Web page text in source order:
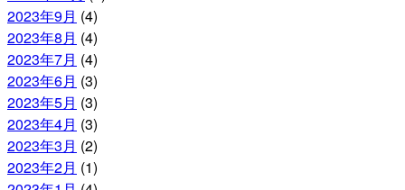
2023年9月 (4)
2023年8月 (4)
2023年7月 (4)
2023年6月 (3)
2023年5月 (3)
2023年4月 (3)
2023年3月 (2)
2023年2月 (1)